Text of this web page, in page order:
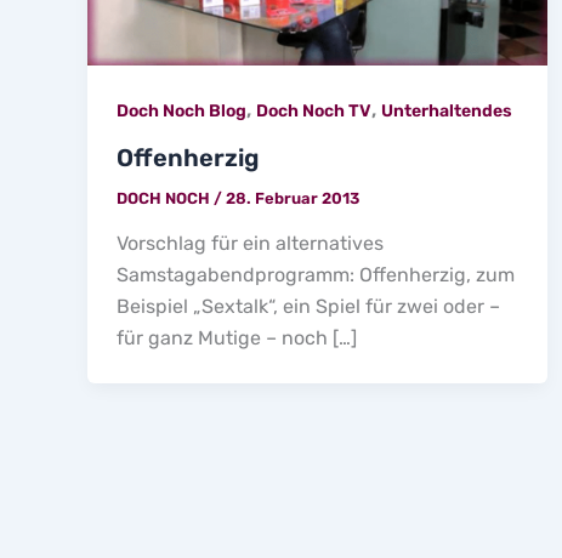
Doch Noch Blog, Doch Noch TV, Unterhaltendes
Offenherzig
DOCH NOCH / 28. Februar 2013
Vorschlag für ein alternatives
Samstagabendprogramm: Offenherzig, zum
Beispiel „Sextalk“, ein Spiel für zwei oder –
für ganz Mutige – noch […]